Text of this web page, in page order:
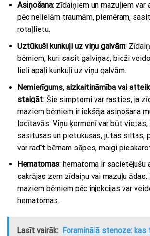
Asiņošana: zīdaiņiem un mazuļiem
pēc nelielām traumām, piemēram,
rotaļlietu.
Uztūkuši kunkuļi uz viņu galvām:
bērniem, kuri sasit galviņas, bieži
lieli apaļi kunkuļi uz viņu galvām.
Nemierīgums, aizkaitināmība vai
staigāt: Šie simptomi var rasties, ja
maziem bērniem ir iekšēja asiņošana
locītavās. Viņu ķermenī var būt
sasitušas un pietūkušas, jūtas siltas,
var radīt bērnam sāpes, maigi
Hematomas: hematoma ir sacietējušu
sakrājas zem zīdaiņu vai mazuļu ādas.
maziem bērniem pēc injekcijas var
hematomas.
Lasīt vairāk: Foraminālā stenoze: kas